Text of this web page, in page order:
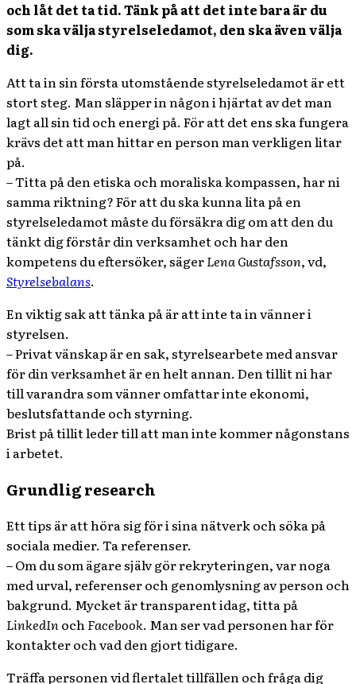
och låt det ta tid. Tänk på att det inte bara är du
som ska välja styrelseledamot, den ska även välja
dig.
Att ta in sin första utomstående styrelseledamot är ett
stort steg. Man släpper in någon i hjärtat av det man
lagt all sin tid och energi på. För att det ens ska fungera
krävs det att man hittar en person man verkligen litar
på.
– Titta på den etiska och moraliska kompassen, har ni
samma riktning? För att du ska kunna lita på en
styrelseledamot måste du försäkra dig om att den du
tänkt dig förstår din verksamhet och har den
kompetens du eftersöker, sägerLena Gustafsson, vd,
Styrelsebalans.
En viktig sak att tänka på är att inte ta in vänner i
styrelsen.
– Privat vänskap är en sak, styrelsearbete med ansvar
för din verksamhet är en helt annan. Den tillit ni har
till varandra som vänner omfattar inte ekonomi,
beslutsfattande och styrning.
Brist på tillit leder till att man inte kommer någonstans
i arbetet.
Grundlig research
Ett tips är att höra sig för i sina nätverk och söka på
sociala medier. Ta referenser.
– Om du som ägare själv gör rekryteringen, var noga
med urval, referenser och genomlysning av person och
bakgrund. Mycket är transparent idag, titta på
LinkedIn ochFacebook. Man ser vad personen har för
kontakter och vad den gjort tidigare.
Träffa personen vid flertalet tillfällen och fråga dig